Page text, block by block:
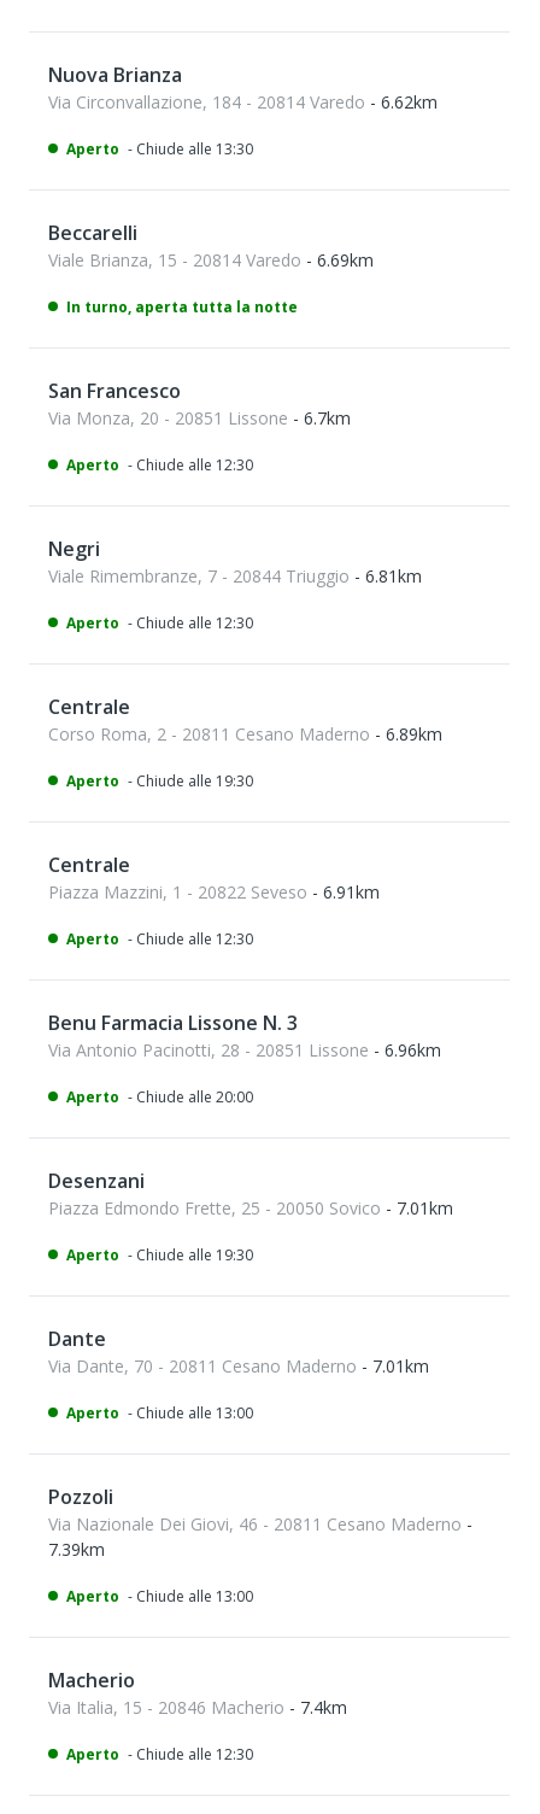
Nuova Brianza
Via Circonvallazione, 184 - 20814 Varedo - 6.62km
Aperto - Chiude alle 13:30
Beccarelli
Viale Brianza, 15 - 20814 Varedo - 6.69km
In turno, aperta tutta la notte
San Francesco
Via Monza, 20 - 20851 Lissone - 6.7km
Aperto - Chiude alle 12:30
Negri
Viale Rimembranze, 7 - 20844 Triuggio - 6.81km
Aperto - Chiude alle 12:30
Centrale
Corso Roma, 2 - 20811 Cesano Maderno - 6.89km
Aperto - Chiude alle 19:30
Centrale
Piazza Mazzini, 1 - 20822 Seveso - 6.91km
Aperto - Chiude alle 12:30
Benu Farmacia Lissone N. 3
Via Antonio Pacinotti, 28 - 20851 Lissone - 6.96km
Aperto - Chiude alle 20:00
Desenzani
Piazza Edmondo Frette, 25 - 20050 Sovico - 7.01km
Aperto - Chiude alle 19:30
Dante
Via Dante, 70 - 20811 Cesano Maderno - 7.01km
Aperto - Chiude alle 13:00
Pozzoli
Via Nazionale Dei Giovi, 46 - 20811 Cesano Maderno -
7.39km
Aperto - Chiude alle 13:00
Macherio
Via Italia, 15 - 20846 Macherio - 7.4km
Aperto - Chiude alle 12:30